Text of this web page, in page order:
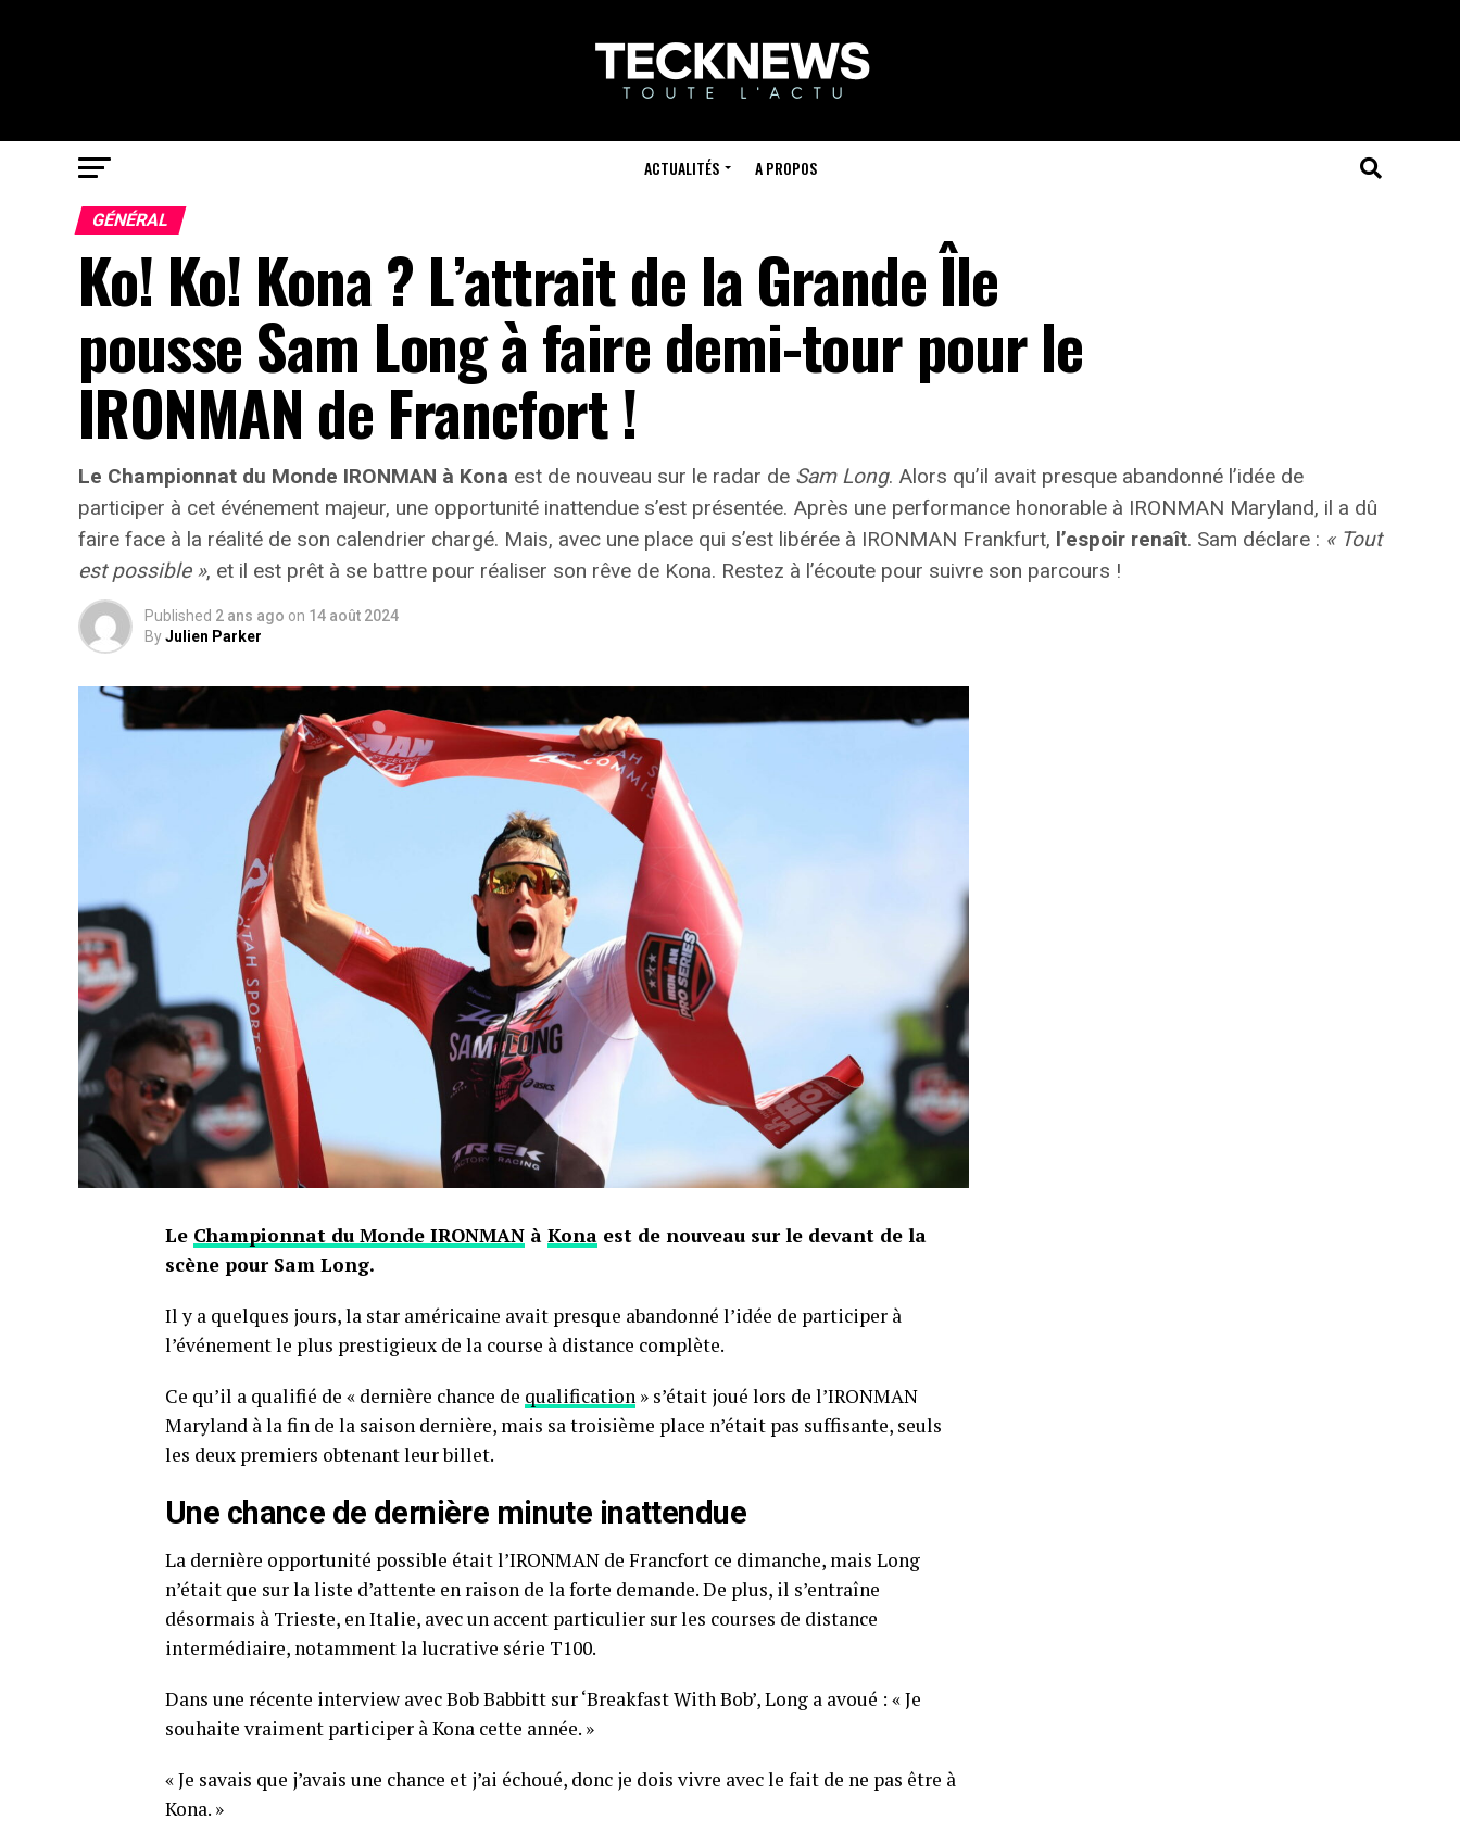
ACTUALITÉS A PROPOS
GÉNÉRAL
Ko! Ko! Kona ? L’attrait de la Grande Île
pousse Sam Long à faire demi-tour pour le
IRONMAN de Francfort !
Le Championnat du Monde IRONMAN à Kona est de nouveau sur le radar de Sam Long. Alors qu’il avait presque abandonné l’idée de
participer à cet événement majeur, une opportunité inattendue s’est présentée. Après une performance honorable à IRONMAN Maryland, il a dû
faire face à la réalité de son calendrier chargé. Mais, avec une place qui s’est libérée à IRONMAN Frankfurt, l’espoir renaît. Sam déclare : « Tout
est possible », et il est prêt à se battre pour réaliser son rêve de Kona. Restez à l’écoute pour suivre son parcours !
Published 2 ans ago on 14 août 2024
ByJulien Parker
Le Championnat du Monde IRONMAN à Kona est de nouveau sur le devant de la
scène pour Sam Long.
Il y a quelques jours, la star américaine avait presque abandonné l’idée de participer à
l’événement le plus prestigieux de la course à distance complète.
Ce qu’il a qualifié de « dernière chance de qualification » s’était joué lors de l’IRONMAN
Maryland à la fin de la saison dernière, mais sa troisième place n’était pas suffisante, seuls
les deux premiers obtenant leur billet.
Une chance de dernière minute inattendue
La dernière opportunité possible était l’IRONMAN de Francfort ce dimanche, mais Long
n’était que sur la liste d’attente en raison de la forte demande. De plus, il s’entraîne
désormais à Trieste, en Italie, avec un accent particulier sur les courses de distance
intermédiaire, notamment la lucrative série T100.
Dans une récente interview avec Bob Babbitt sur ‘Breakfast With Bob’, Long a avoué : « Je
souhaite vraiment participer à Kona cette année. »
« Je savais que j’avais une chance et j’ai échoué, donc je dois vivre avec le fait de ne pas être à
Kona. »